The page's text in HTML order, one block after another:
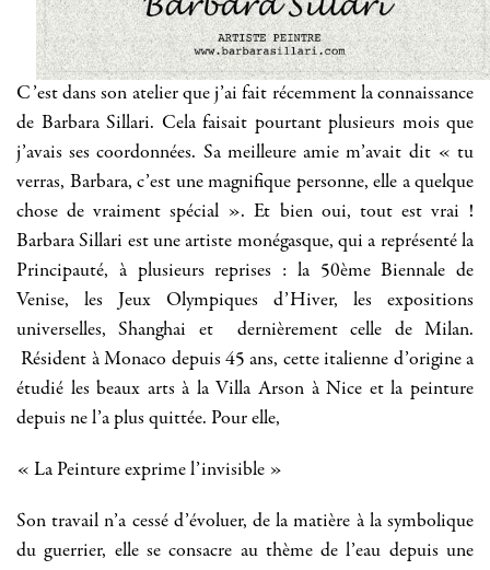
C’est dans son atelier que j’ai fait récemment la connaissance
de Barbara Sillari. Cela faisait pourtant plusieurs mois que
j’avais ses coordonnées. Sa meilleure amie m’avait dit « tu
verras, Barbara, c’est une magnifique personne, elle a quelque
chose de vraiment spécial ». Et bien oui, tout est vrai !
Barbara Sillari est une artiste monégasque, qui a représenté la
Principauté, à plusieurs reprises : la 50ème Biennale de
Venise, les Jeux Olympiques d’Hiver, les expositions
universelles, Shanghai et dernièrement celle de Milan.
Résident à Monaco depuis 45 ans, cette italienne d’origine a
étudié les beaux arts à la Villa Arson à Nice et la peinture
depuis ne l’a plus quittée. Pour elle,
« La Peinture exprime l’invisible »
Son travail n’a cessé d’évoluer, de la matière à la symbolique
du guerrier, elle se consacre au thème de l’eau depuis une